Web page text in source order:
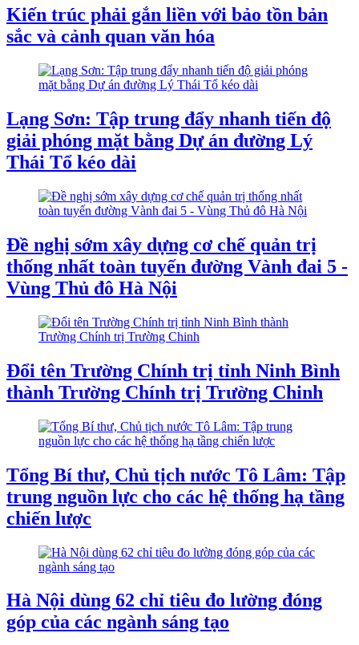
Kiến trúc phải gắn liền với bảo tồn bản
sắc và cảnh quan văn hóa
Lạng Sơn: Tập trung đẩy nhanh tiến độ
giải phóng mặt bằng Dự án đường Lý
Thái Tổ kéo dài
Đề nghị sớm xây dựng cơ chế quản trị
thống nhất toàn tuyến đường Vành đai 5 -
Vùng Thủ đô Hà Nội
Đổi tên Trường Chính trị tỉnh Ninh Bình
thành Trường Chính trị Trường Chinh
Tổng Bí thư, Chủ tịch nước Tô Lâm: Tập
trung nguồn lực cho các hệ thống hạ tầng
chiến lược
Hà Nội dùng 62 chỉ tiêu đo lường đóng
góp của các ngành sáng tạo